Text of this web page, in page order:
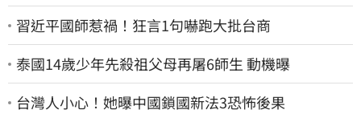
習近平國師惹禍！狂言1句嚇跑大批台商
泰國14歲少年先殺祖父母再屠6師生 動機曝
台灣人小心！她曝中國鎖國新法3恐怖後果